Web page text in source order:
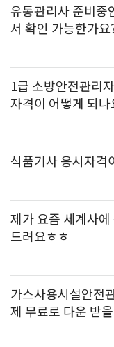
유통관리사 준비중
서 확인 가능한가요
1급 소방안전관리
자격이 어떻게 되나
식품기사 응시자격
제가 요즘 세계사
드려요ㅎㅎ
가스사용시설안전
제 무료로 다운 받